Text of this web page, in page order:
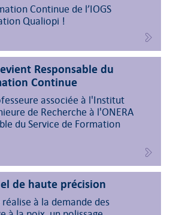
Continue de l’IOGS
Qualiopi !
Responsable du
Continue
associée à l'Institut
de Recherche à l'ONERA
du Service de Formation
de haute précision
réalise à la demande des